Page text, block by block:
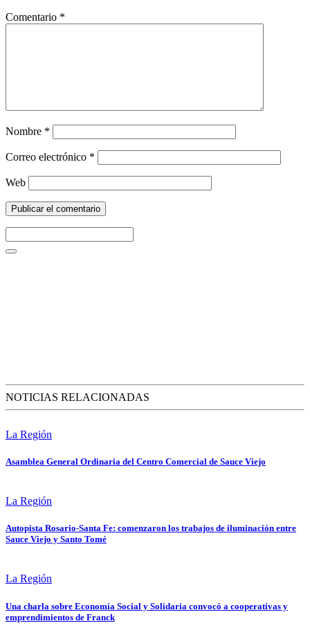
Comentario *
Nombre *
Correo electrónico *
Web
NOTICIAS RELACIONADAS
La Región
Asamblea General Ordinaria del Centro Comercial de Sauce Viejo
La Región
Autopista Rosario-Santa Fe: comenzaron los trabajos de iluminación entre
Sauce Viejo y Santo Tomé
La Región
Una charla sobre Economía Social y Solidaria convocó a cooperativas y
emprendimientos de Franck